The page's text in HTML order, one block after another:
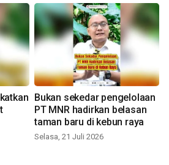
Bukan sekedar pengelolaan
PT MNR hadirkan belasan
taman baru di kebun raya
Selasa, 21 Juli 2026